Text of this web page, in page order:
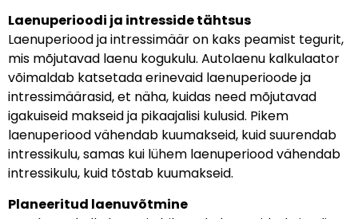
Laenuperioodi ja intresside tähtsus
Laenuperiood ja intressimäär on kaks peamist tegurit,
mis mõjutavad laenu kogukulu. Autolaenu kalkulaator
võimaldab katsetada erinevaid laenuperioode ja
intressimäärasid, et näha, kuidas need mõjutavad
igakuiseid makseid ja pikaajalisi kulusid. Pikem
laenuperiood vähendab kuumakseid, kuid suurendab
intressikulu, samas kui lühem laenuperiood vähendab
intressikulu, kuid tõstab kuumakseid.
Planeeritud laenuvõtmine